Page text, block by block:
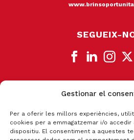
Gestionar el
Per a oferir les millors experiències,
cookies per a emmagatzemar i/o
dispositiu. El consentiment a aquestes
SEGUEIX-
CANAL DE DENÚNCIA